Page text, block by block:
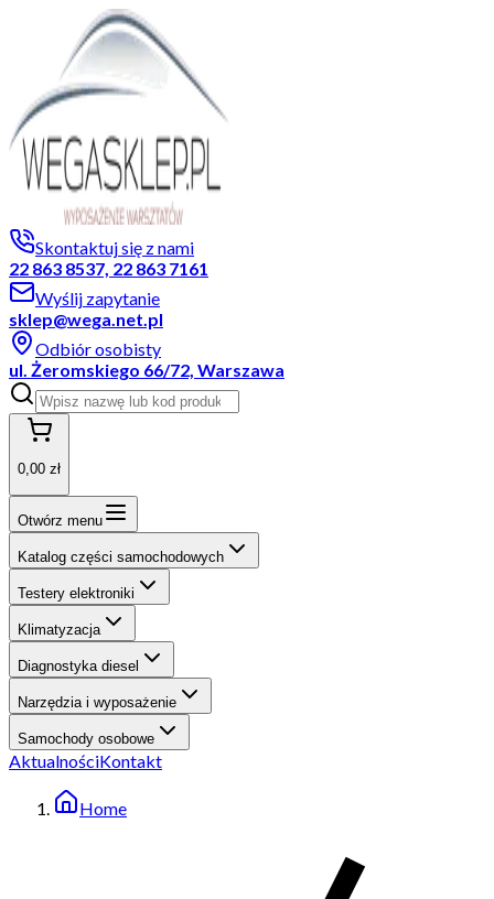
Skontaktuj się z nami
22 863 8537, 22 863 7161
Wyślij zapytanie
sklep@wega.net.pl
Odbiór osobisty
ul. Żeromskiego 66/72, Warszawa
0,00 zł
Otwórz menu
Katalog części samochodowych
Testery elektroniki
Klimatyzacja
Diagnostyka diesel
Narzędzia i wyposażenie
Samochody osobowe
AktualnościKontakt
Home